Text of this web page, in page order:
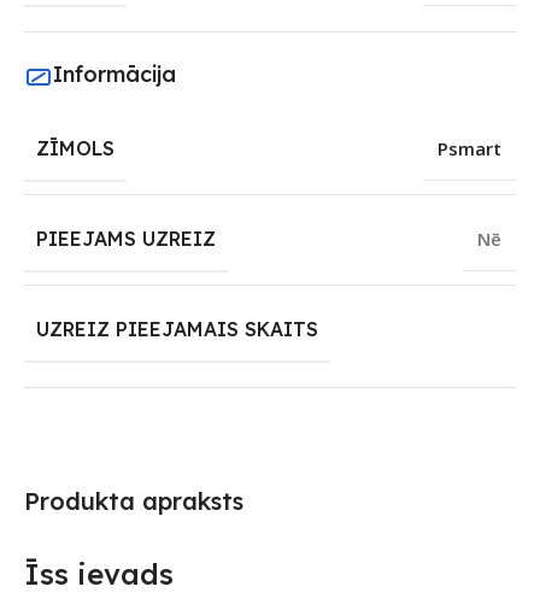
Produkta apraksts
Īss ievads
Informācija
ZĪMOLS Psmart
PIEEJAMS UZREIZ Nē
UZREIZ PIEEJAMAIS SKAITS